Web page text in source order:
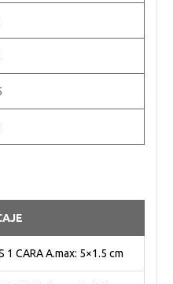
1 CARA A.max: 5×1.5 cm